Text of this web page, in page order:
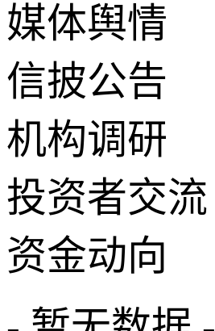
媒体舆情
信披公告
机构调研
投资者交流
资金动向